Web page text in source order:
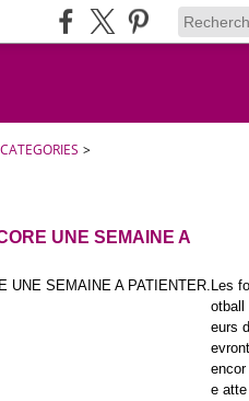
CATEGORIES >
UNE SEMAINE A
Les fo
otball
eurs d
evront
encor
e atte